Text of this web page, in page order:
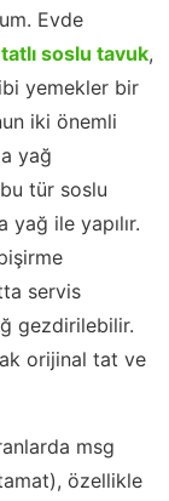
Evde
tatlı soslu tavuk,
yemekler bir
iki önemli
yağ
tür soslu
ile yapılır.
servis
gezdirilebilir.
orijinal tat ve
msg
özellikle